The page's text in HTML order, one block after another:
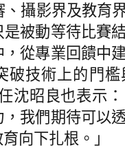
、攝影界及教育
被動等待比賽
從專業回饋中
破技術上的門
沈昭良也表示
我們期待可以
育向下扎根 。」